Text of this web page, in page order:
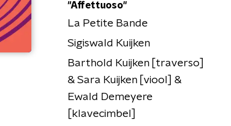
"Affettuoso"
La Petite Bande
Sigiswald Kuijken
Barthold Kuijken [traverso]
& Sara Kuijken [viool] &
Ewald Demeyere
[klavecimbel]